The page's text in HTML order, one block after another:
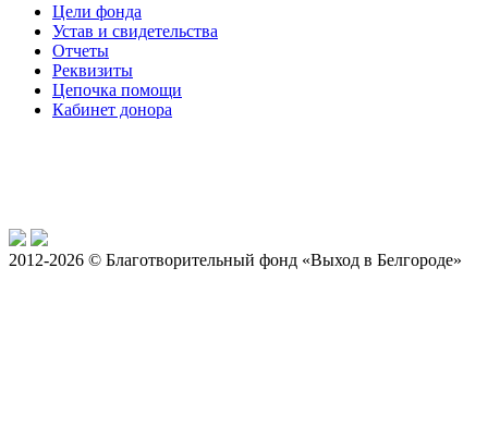
Цели фонда
Устав и свидетельства
Отчеты
Реквизиты
Цепочка помощи
Кабинет донора
2012-2026 © Благотворительный фонд «Выход в Белгороде»